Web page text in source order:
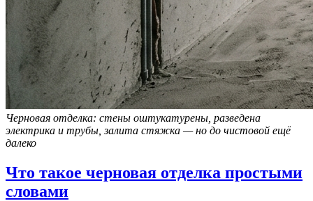
Черновая отделка: стены оштукатурены, разведена
электрика и трубы, залита стяжка — но до чистовой ещё
далеко
Что такое черновая отделка простыми
словами